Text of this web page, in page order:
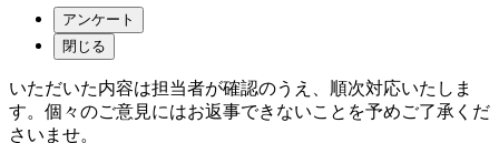
アンケート
閉じる
いただいた内容は担当者が確認のうえ、順次対応いたしま
す。個々のご意見にはお返事できないことを予めご了承くだ
さいませ。